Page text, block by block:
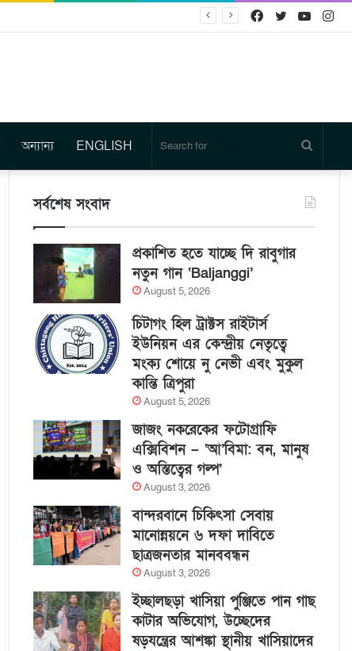
Twitter
Facebook
অন্যান্য ENGLISH
for
সর্বশেষ সংবাদ
প্রকাশিত হতে যাচ্ছে দি রাবুগার
নতুন গান ‘Baljanggi’
August 5, 2026
চিটাগং হিল ট্রাক্টস রাইটার্স
ইউনিয়ন এর কেন্দ্রীয় নেতৃত্বে
মংক্য শোয়ে নু নেভী এবং মুকুল
কান্তি ত্রিপুরা
August 5, 2026
জাজং নকরেকের ফটোগ্রাফি
এক্সিবিশন – ‘আ’বিমা: বন, মানুষ
ও অস্তিত্বের গল্প’
August 3, 2026
বান্দরবানে চিকিৎসা সেবায়
মানোন্নয়নে ৬ দফা দাবিতে
ছাত্রজনতার মানববন্ধন
August 3, 2026
ইচ্ছালছড়া খাসিয়া পুঞ্জিতে পান গাছ
কাটার অভিযোগ, উচ্ছেদের
ষড়যন্ত্রের আশঙ্কা স্থানীয় খাসিয়াদের